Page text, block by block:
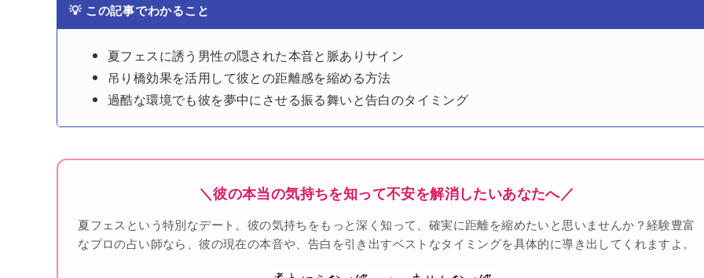
💡 この記事でわかること
夏フェスに誘う男性の隠された本音と脈ありサイン
吊り橋効果を活用して彼との距離感を縮める方法
過酷な環境でも彼を夢中にさせる振る舞いと告白のタイミング
＼彼の本当の気持ちを知って不安を解消したいあなたへ／
夏フェスという特別なデート。彼の気持ちをもっと深く知って、確実に距離を縮めたいと思いませんか？経験豊富
なプロの占い師なら、彼の現在の本音や、告白を引き出すベストなタイミングを具体的に導き出してくれますよ。